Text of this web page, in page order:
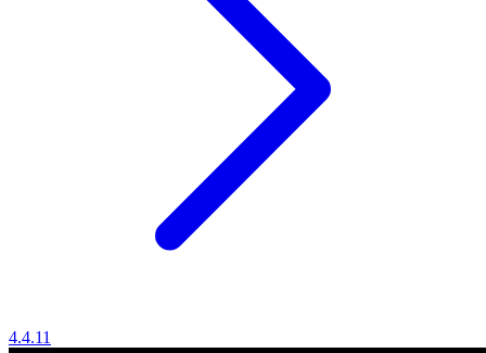
4.4.11